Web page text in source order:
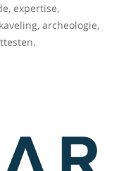
expertise,
archeologie,